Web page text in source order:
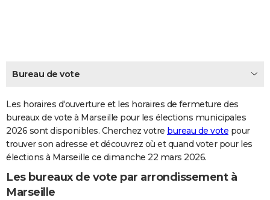
Carte de Noël
Carte Bonne année
Carte Saint-Valentin
Carte Pâques
Carte d'anniversaire
DICTIONNAIRE
Dictionnaire
Biographies
Citations
Expressions
Proverbes
PROGRAMME TV
COPAINS D'AVANT
S'inscrire
Se connecter
Lycées
Collèges
Primaires
Universités
Entreprises
Service militaire
Avis de recherche
AVIS DE DÉCÈS
Bureau de vote
Les horaires d'ouverture et les horaires de fermeture des
bureaux de vote à Marseille pour les élections municipales
2026 sont disponibles. Cherchez votre bureau de vote pour
trouver son adresse et découvrez où et quand voter pour les
élections à Marseille ce dimanche 22 mars 2026.
Les bureaux de vote par arrondissement à
Marseille